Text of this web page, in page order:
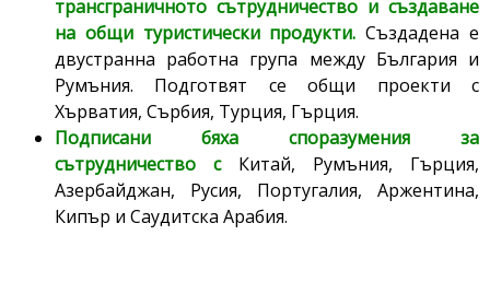
трансграничното сътрудничество и създаване
на общи туристически продукти. Създадена е
двустранна работна група между България и
Румъния. Подготвят се общи проекти с
Хърватия, Сърбия, Турция, Гърция.
Подписани бяха споразумения за
сътрудничество с
Китай, Румъния, Гърция,
Азербайджан, Русия, Португалия, Аржентина,
Кипър и Саудитска Арабия.